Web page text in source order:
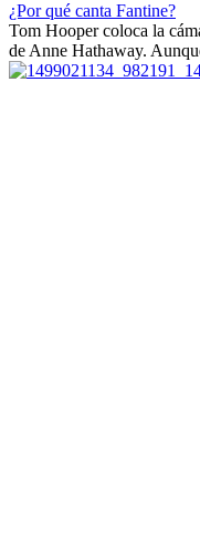
¿Por qué canta Fantine?
Tom Hooper coloca la
de Anne Hathaway.